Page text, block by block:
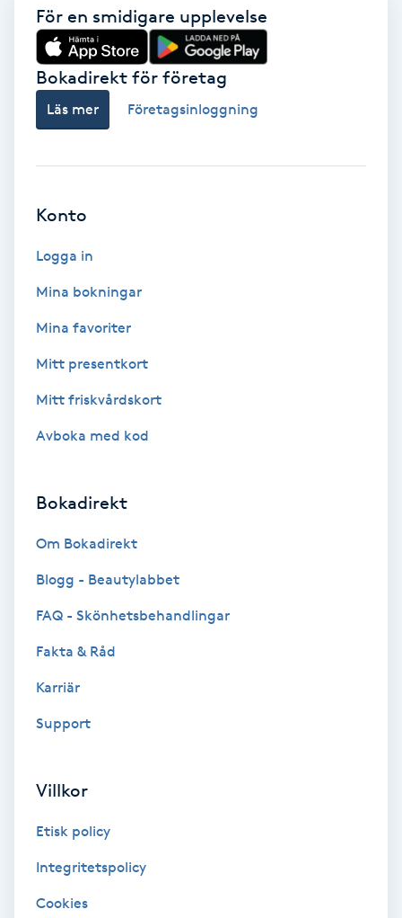
LPG-massage
Luggklippning
Lymfmassage
Läpptatuering
Manikyr & Pedikyr
Massage
Medicinsk massage
Medium
Megavolymfransar
Mesoterapi
Microshading
Mixfransar
Nagelförlängning
För en smidigare upplevelse
Bokadirekt för företag
Läs mer Företagsinloggning
Konto
Logga in
Mina bokningar
Mina favoriter
Mitt presentkort
Mitt friskvårdskort
Avboka med kod
Bokadirekt
Om Bokadirekt
Blogg - Beautylabbet
FAQ - Skönhetsbehandlingar
Fakta & Råd
Karriär
Support
Villkor
Etisk policy
Integritetspolicy
Cookies